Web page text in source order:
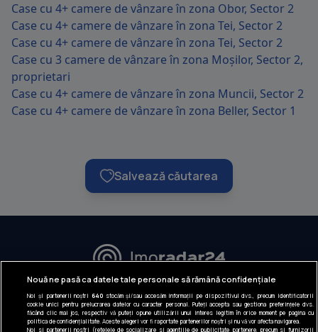
Case cu 4+ camere de vânzare în zona Obor, Sector 2
Case cu 4+ camere de vânzare în zona Tei, Sector 2
Case cu 4+ camere de vânzare în zona Tei, Sector 2
Case cu 3 camere de vânzare în zona Moșilor, Sector 2,
proprietari
Case cu 4+ camere de vânzare în zona Muncii, Sector 2
Case cu 4+ camere de vânzare în zona Beller, Sector 1
Salvează căutarea
URMĂREȘTE-NE:
INFORMAȚII COMPANIE
Despre noi
Nouă ne pasă ca datele tale personale să rămână confidențiale
Noi și partenerii noștri 640stocăm și/sau accesăm informații pe dispozitivul dvs., precum identificatorii
cookie unici pentru prelucrarea datelor cu caracter personal. Puteți accepta sau gestiona preferințele dvs.
făcând clic mai jos, respectiv vă puteți opune utilizării unui interes legitim în orice moment pe pagina cu
politica de confidențialitate. Aceste alegeri vor fi raportate partenerilor noștri și nu vă vor afecta navigarea.
Noi si partenerii nostri (retelele de socializare si agentiile de publicitate partenere, precum si furnizorii